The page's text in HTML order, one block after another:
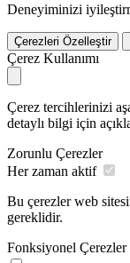
Deneyiminizi
Çerezleri Özelleştir
Çerez Kullanımı
Çerez tercihlerinizi
detaylı bilgi için
Zorunlu Çerezler
Her zaman aktif
Bu çerezler web
gereklidir.
Fonksiyonel Çerezler